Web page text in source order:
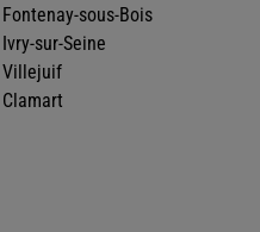
Fontenay-sous-Bois
Ivry-sur-Seine
Villejuif
Clamart